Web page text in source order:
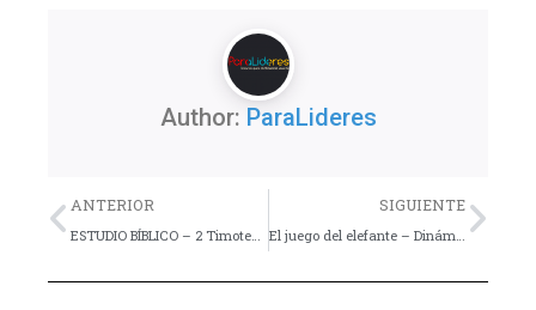
Author: ParaLideres
Previo
ANTERIOR SIGUIENTE